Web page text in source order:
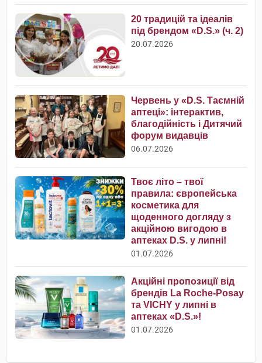
20 традицій та ідеалів
під брендом «D.S.» (ч. 2)
20.07.2026
Червень у «D.S. Таємній
аптеці»: інтерактив,
благодійність і Дитячий
форум видавців
06.07.2026
Твоє літо – твої
правила: європейська
косметика для
щоденного догляду з
акційною вигодою в
аптеках D.S. у липні!
01.07.2026
Акційні пропозиції від
брендів La Roche-Posay
та VICHY у липні в
аптеках «D.S.»!
01.07.2026